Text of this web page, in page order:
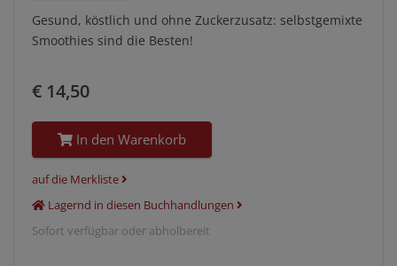
Gesund, köstlich und ohne Zuckerzusatz: selbstgemixte
Smoothies sind die Besten!
€ 14,50
In den Warenkorb
auf die Merkliste
Lagernd in diesen Buchhandlungen
Sofort verfügbar oder abholbereit